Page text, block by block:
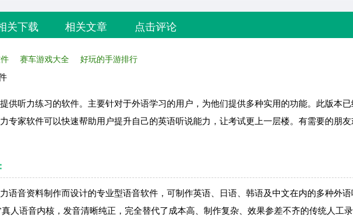
关下载 相关文章 点击评论
赛车游戏大全 好玩的手游排行
供听力练习的软件。主要针对于外语学习的用户，为他们提供多种实用的功能。此版本
专家软件可以快速帮助用户提升自己的英语听说能力，让考试更上一层楼。有需要的朋友
语音资料制作而设计的专业型语音软件，可制作英语、日语、韩语及中文在内的多种外
人语音内核，发音清晰纯正，完全替代了成本高、制作复杂、效果参差不齐的传统人工